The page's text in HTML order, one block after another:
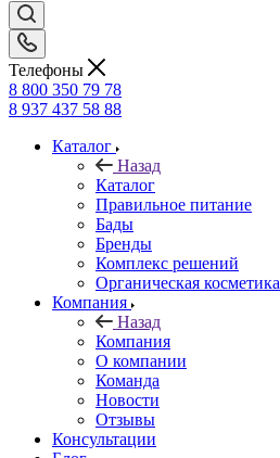
Телефоны
8 800 350 79 78
8 937 437 58 88
Каталог
Назад
Каталог
Правильное питание
Бады
Бренды
Комплекс решений
Органическая косметика
Компания
Назад
Компания
О компании
Команда
Новости
Отзывы
Консультации